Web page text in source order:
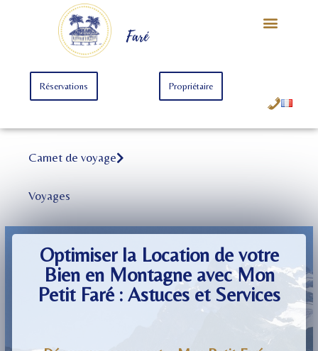
Faré
Réservations Propriétaire
Carnet de voyage
Voyages
Optimiser la Location de votre
Bien en Montagne avec Mon
Petit Faré : Astuces et Services